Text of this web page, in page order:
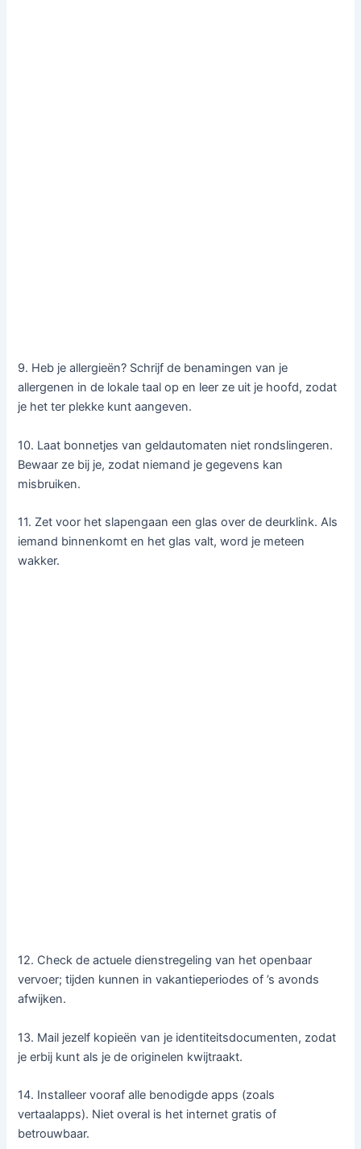
9. Heb je allergieën? Schrijf de benamingen van je
allergenen in de lokale taal op en leer ze uit je hoofd, zodat
je het ter plekke kunt aangeven.
10. Laat bonnetjes van geldautomaten niet rondslingeren.
Bewaar ze bij je, zodat niemand je gegevens kan
misbruiken.
11. Zet voor het slapengaan een glas over de deurklink. Als
iemand binnenkomt en het glas valt, word je meteen
wakker.
12. Check de actuele dienstregeling van het openbaar
vervoer; tijden kunnen in vakantieperiodes of ’s avonds
afwijken.
13. Mail jezelf kopieën van je identiteitsdocumenten, zodat
je erbij kunt als je de originelen kwijtraakt.
14. Installeer vooraf alle benodigde apps (zoals
vertaalapps). Niet overal is het internet gratis of
betrouwbaar.